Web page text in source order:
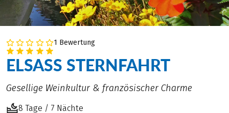
1 Bewertung
ELSASS STERNFAHRT
Gesellige Weinkultur & französischer Charme
8 Tage / 7 Nächte